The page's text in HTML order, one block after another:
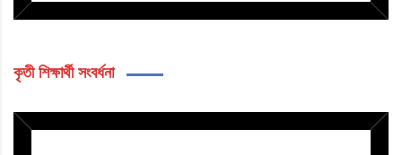
কৃতী শিক্ষার্থী সংবর্ধনা